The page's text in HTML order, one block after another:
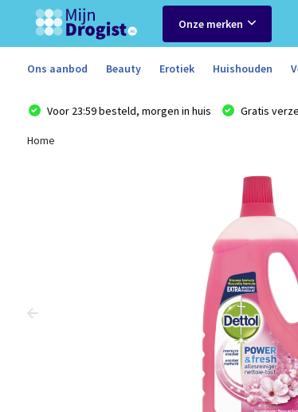
Onze merken
Ons aanbod Beauty Erotiek Huishouden
Voor 23:59 besteld, morgen in huis Gratis
Home